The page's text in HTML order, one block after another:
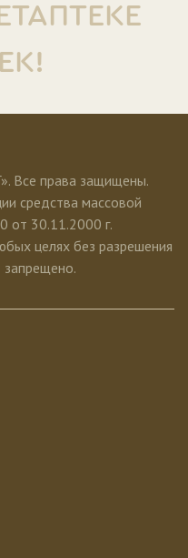
Все права защищены.
средства массовой
от 30.11.2000 г.
целях без разрешения